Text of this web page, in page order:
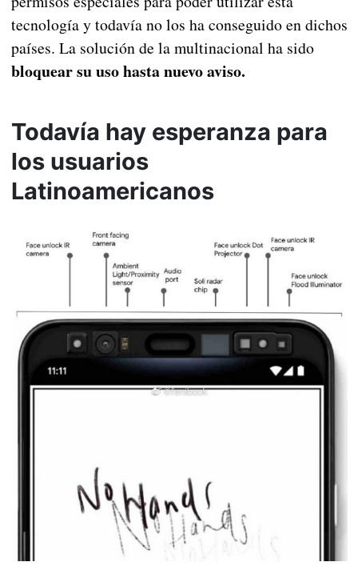
tecnología y todavía no los ha conseguido en dichos
países. La solución de la multinacional ha sido
bloquear su uso hasta nuevo aviso.
Todavía hay esperanza para
los usuarios
Latinoamericanos